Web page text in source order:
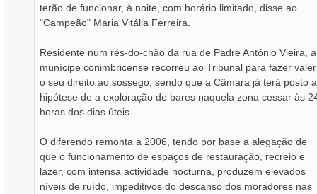
terão de funcionar, à noite, com horário limitado, disse ao
"Campeão" Maria Vitália Ferreira.
Residente num rés-do-chão da rua de Padre António Vieira, a
munícipe conimbricense recorreu ao Tribunal para fazer valer
o seu direito ao sossego, sendo que a Câmara já terá posto a
hipótese de a exploração de bares naquela zona cessar às
horas dos dias úteis.
O diferendo remonta a 2006, tendo por base a alegação de
que o funcionamento de espaços de restauração, recreio e
lazer, com intensa actividade nocturna, produzem elevados
níveis de ruído, impeditivos do descanso dos moradores nas